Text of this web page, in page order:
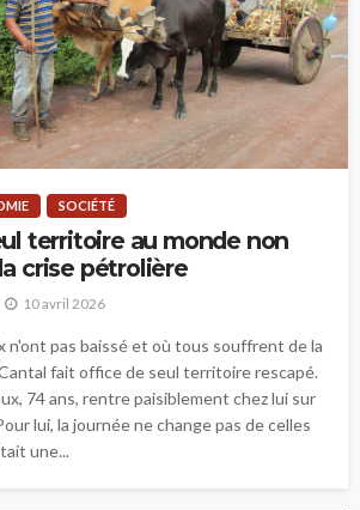
SOCIÉTÉ
territoire au monde non
crise pétrolière
10 avril 2026
n'ont pas baissé et où tous souffrent de la
fait office de seul territoire rescapé.
74 ans, rentre paisiblement chez lui sur
lui, la journée ne change pas de celles
une...